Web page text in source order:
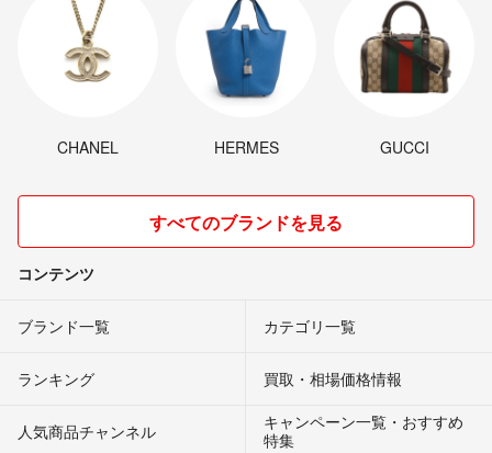
CHANEL HERMES GUCCI
すべてのブランドを見る
コンテンツ
ブランド一覧 カテゴリ一覧
ランキング 買取・相場価格情報
人気商品チャンネル
キャンペーン一覧・おすすめ
特集